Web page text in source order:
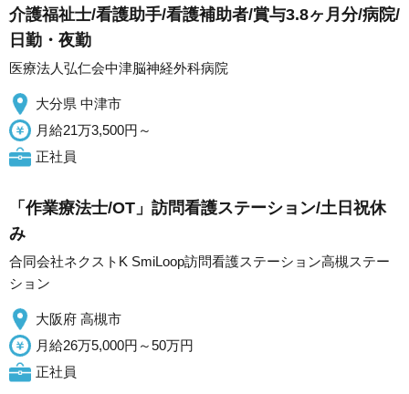
介護福祉士/看護助手/看護補助者/賞与3.8ヶ月分/病院/
日勤・夜勤
医療法人弘仁会中津脳神経外科病院
大分県 中津市
月給21万3,500円～
正社員
「作業療法士/OT」訪問看護ステーション/土日祝休
み
合同会社ネクストK SmiLoop訪問看護ステーション高槻ステー
ション
大阪府 高槻市
月給26万5,000円～50万円
正社員